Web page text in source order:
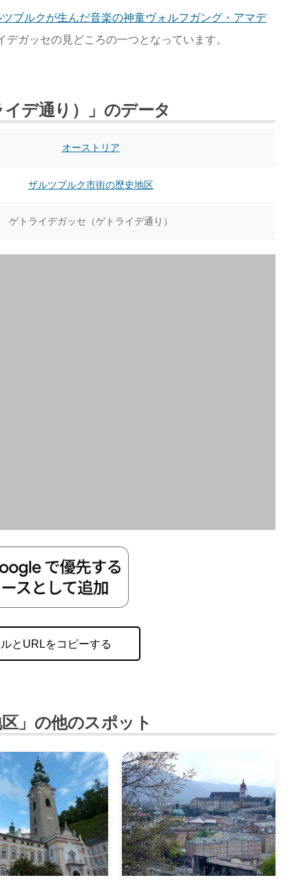
ブルクが生んだ音楽の神童ヴォルフガング・アマデ
デガッセの見どころの一つとなっています。
デ通り）」のデータ
オーストリア
ザルツブルク市街の歴史地区
ゲトライデガッセ（ゲトライデ通り）
とURLをコピーする
」の他のスポット